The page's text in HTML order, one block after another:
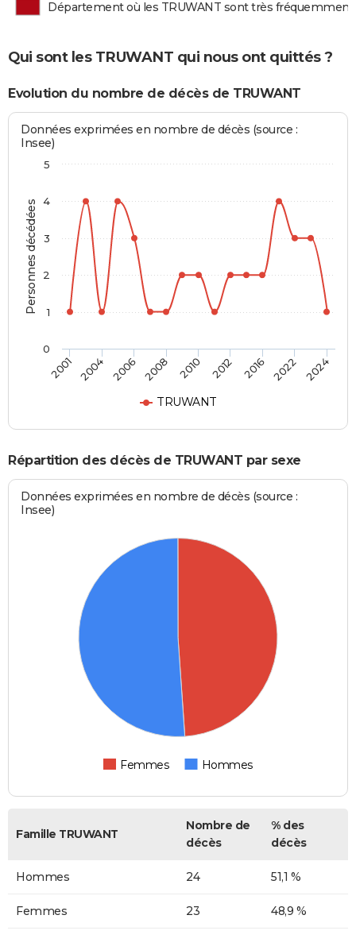
Département où les TRUWANT sont très fréquemment
Qui sont les TRUWANT qui nous ont quittés ?
Evolution du nombre de décès de TRUWANT
Personnes décédées
Données exprimées en nombre de décès (source :
Insee)
TRUWANT
2001 2004 2006 2008 2010 2012 2016 2022 2024
0
1
2
3
4
5
Répartition des décès de TRUWANT par sexe
Données exprimées en nombre de décès (source :
Insee)
Femmes Hommes
Famille TRUWANT
Nombre de
décès
% des
décès
Hommes 24 51,1 %
Femmes 23 48,9 %